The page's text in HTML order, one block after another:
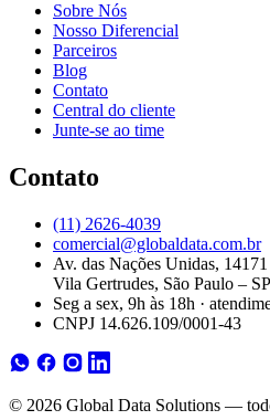
Sobre Nós
Nosso Diferencial
Parceiros
Blog
Contato
Central do cliente
Junte-se ao time
Contato
(11) 2626-4039
comercial@globaldata.com.br
Av. das Nações Unidas, 14171
Vila Gertrudes, São Paulo –
Seg a sex, 9h às 18h ·
CNPJ 14.626.109/0001-43
© 2026 Global Data Solutions —